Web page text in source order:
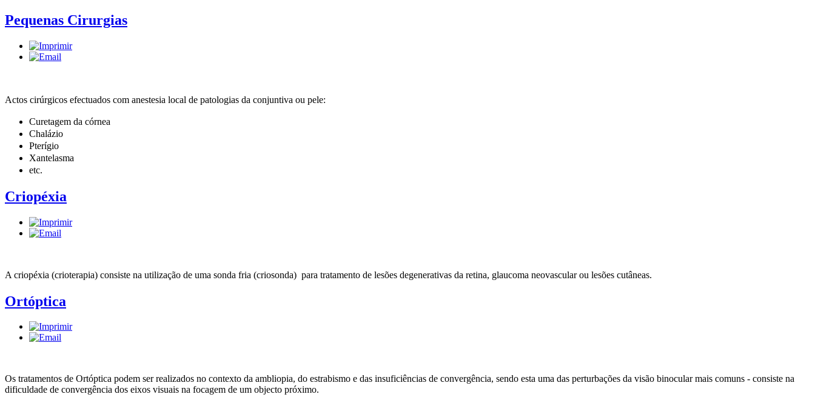
Pequenas Cirurgias
Actos cirúrgicos efectuados com anestesia local de patologias da conjuntiva ou pele:
Curetagem da córnea
Chalázio
Pterígio
Xantelasma
etc.
Criopéxia
A criopéxia (crioterapia) consiste na utilização de uma sonda fria (criosonda) para tratamento de lesões degenerativas da retina, glaucoma neovascular ou lesões cutâneas.
Ortóptica
Os tratamentos de Ortóptica podem ser realizados no contexto da ambliopia, do estrabismo e das insuficiências de convergência, sendo esta uma das perturbações da visão binocular mais comuns - consiste na
dificuldade de convergência dos eixos visuais na focagem de um objecto próximo.